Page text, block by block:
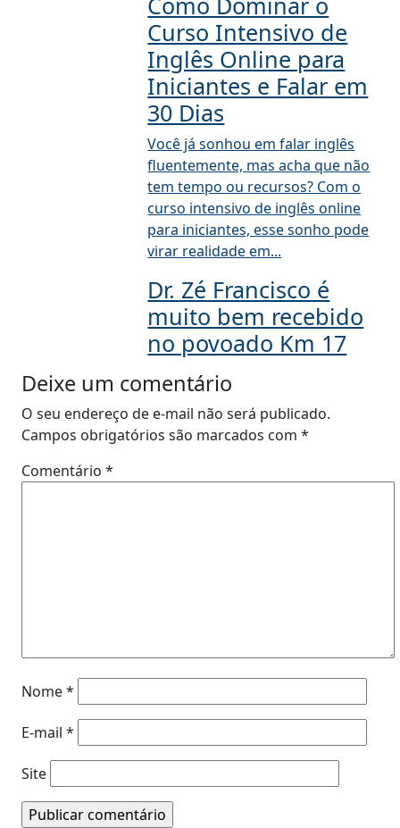
Curso Intensivo de
Inglês Online para
Iniciantes e Falar em
30 Dias
Você já sonhou em falar inglês
fluentemente, mas acha que não
tem tempo ou recursos? Com o
curso intensivo de inglês online
para iniciantes, esse sonho pode
virar realidade em...
Dr. Zé Francisco é
muito bem recebido
no povoado Km 17
Deixe um comentário
O seu endereço de e-mail não será publicado.
Campos obrigatórios são marcados com *
Comentário *
Nome*
E-mail *
Site